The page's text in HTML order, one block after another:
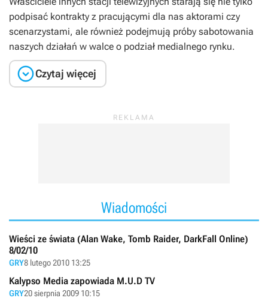
podpisać kontrakty z pracującymi dla nas aktorami czy
scenarzystami, ale również podejmują próby sabotowania
naszych działań w walce o podział medialnego rynku.
Czytaj więcej
Wiadomości
Wieści ze świata (Alan Wake, Tomb Raider, DarkFall Online)
8/02/10
GRY8 lutego 2010 13:25
Kalypso Media zapowiada M.U.D TV
GRY20 sierpnia 2009 10:15